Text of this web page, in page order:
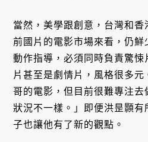
當然，美學跟創意，台灣和香
前國片的電影市場來看，仍鮮
動作指導，必須同時負責驚悚
片甚至是劇情片，風格很多
哥的電影，但目前很難專注去
狀況不一樣。」即便洪昰顥有
子也讓他有了新的觀點。